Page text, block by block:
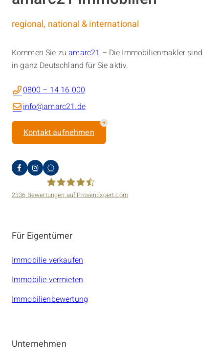
regional, national & international
Kommen Sie zuamarc21– Die Immobilienmakler sind
in ganz Deutschland für Sie aktiv.
0800 – 14 16 000
info@amarc21.de
Kontakt aufnehmen
2336 Bewertungen auf ProvenExpert.com
Für Eigentümer
Immobilie verkaufen
Immobilie vermieten
Immobilienbewertung
Unternehmen